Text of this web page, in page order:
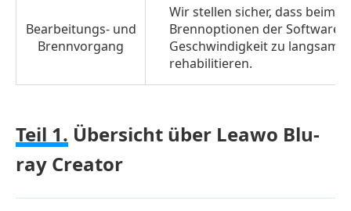
Was
über
Tool
sagen
4.
Bearbeitungs- und
Brennvorgang
Wir stellen sicher, dass beim
Brennoptionen der Software
Geschwindigkeit zu langsam
rehabilitieren.
Teil 1. Übersicht über Leawo Blu-
ray Creator